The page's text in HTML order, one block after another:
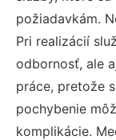
požiadavkám.
Pri realizácií
odbornosť, ale
práce, pretože
pochybenie
komplikácie.